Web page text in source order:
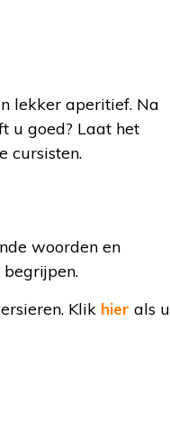
lekker aperitief. Na
u goed? Laat het
cursisten.
woorden en
begrijpen.
Klik hier als u